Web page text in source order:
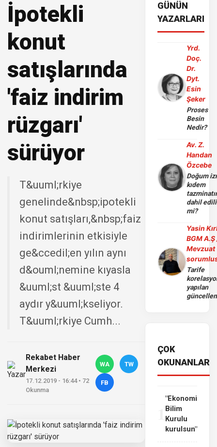
İpotekli
konut
satışlarında
'faiz indirim
rüzgarı'
sürüyor
T&uuml;rkiye
genelinde&nbsp;ipotekli
konut satışları,&nbsp;faiz
indirimlerinin etkisiyle
ge&ccedil;en yılın aynı
d&ouml;nemine kıyasla
&uuml;st &uuml;ste 4
aydır y&uuml;kseliyor.
T&uuml;rkiye Cumh...
Rekabet Haber
Merkezi
17.12.2019 - 16:44 • 72
Okunma
WA TW
FB
GÜNÜN
YAZARLARI
Yrd.
Doç.
Dr.
Dyt.
Esin
Şeker
Proses
Besin
Nedir?
Av. Z.
Handan
Özcebe
Doğum
kıdem
dahil
mi?
Yasin
BGM A.Ş
Mevzuat
Tarife
yapılan
ÇOK
OKUNANLAR
"Ekonomi
Bilim
Kurulu
kurulsun"